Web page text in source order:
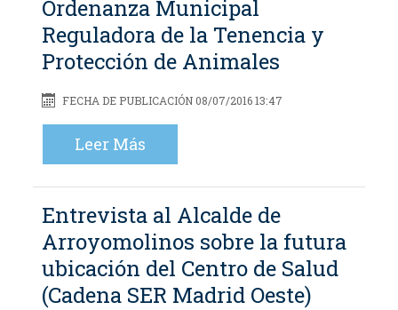
Ordenanza Municipal
Reguladora de la Tenencia y
Protección de Animales
FECHA DE PUBLICACIÓN 08/07/2016 13:47
Leer Más
Entrevista al Alcalde de
Arroyomolinos sobre la futura
ubicación del Centro de Salud
(Cadena SER Madrid Oeste)